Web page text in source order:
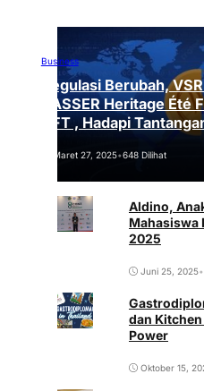
Business
Regulasi Berubah,
VASSER Heritage Été
NFT , Hadapi
Maret 27, 2025•648 Dilihat
Aldino,
Mahasiswa
2025
Juni 25, 2025•
dan
Power
Oktober 15,